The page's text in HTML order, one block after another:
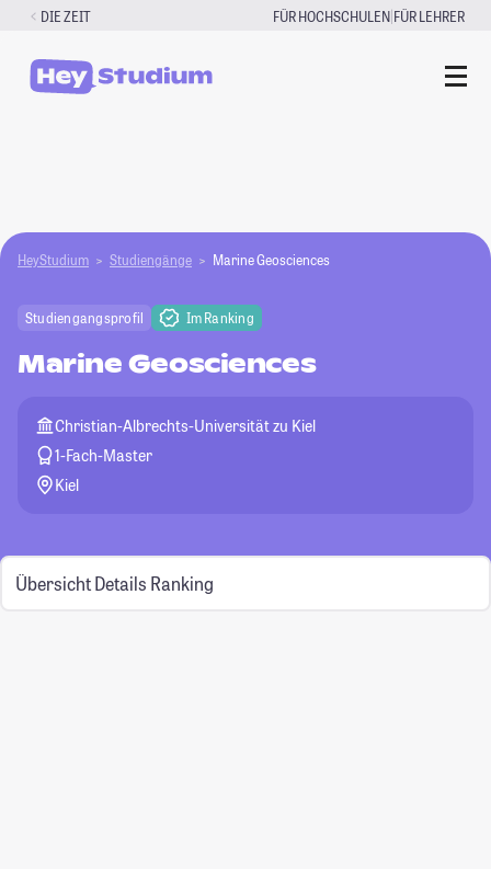
Zum
springen
DIE ZEIT FÜR HOCHSCHULEN|FÜR LEHRER
HeyStudium Studiengänge Marine Geosciences
Studiengangsprofil Im Ranking
Marine Geosciences
Christian-Albrechts-Universität zu Kiel
1-Fach-Master
Kiel
Übersicht Details Ranking